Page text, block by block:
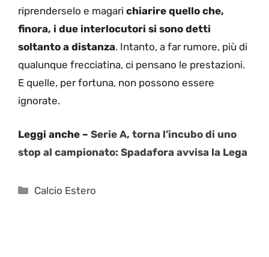
riprenderselo e magari chiarire quello che,
finora, i due interlocutori si sono detti
soltanto a distanza. Intanto, a far rumore, più di
qualunque frecciatina, ci pensano le prestazioni.
E quelle, per fortuna, non possono essere
ignorate.
Leggi anche – Serie A, torna l’incubo di uno
stop al campionato: Spadafora avvisa la Lega
Categorie
Calcio Estero